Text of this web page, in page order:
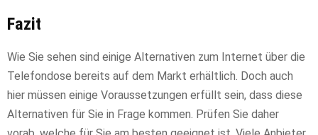
Fazit
Wie Sie sehen sind einige Alternativen zum Internet über die
Telefondose bereits auf dem Markt erhältlich. Doch auch
hier müssen einige Voraussetzungen erfüllt sein, dass diese
Alternativen für Sie in Frage kommen. Prüfen Sie daher